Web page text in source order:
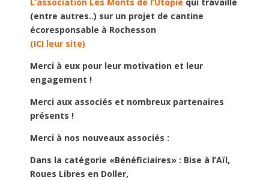
(entre autres..) sur un projet de cantine
écoresponsable à Rochesson
(ICI leur site)
Merci à eux pour leur motivation et leur
engagement !
Merci aux associés et nombreux partenaires
présents !
Merci à nos nouveaux associés :
Dans la catégorie «Bénéficiaires» : Bise à l’Aïl,
Roues Libres en Doller,